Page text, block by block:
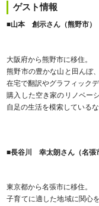
ゲスト情報
■山本 創示さん（熊野市）
大阪府から熊野市に移住。
熊野市の豊かな山と田んぼ
在宅で翻訳やグラフィック
購入した空き家のリノベー
自足の生活を模索している
■長谷川 幸太朗さん（名張
東京都から名張市に移住。
子育てに適した地域に関心